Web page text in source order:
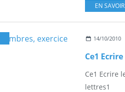
EN
14/10/2010
Ce1
Ce1 Ecrire
lettres1